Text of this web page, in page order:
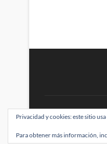
BRAINSTOMPING|
Privacidad y cookies: este sitio
Para obtener más información,